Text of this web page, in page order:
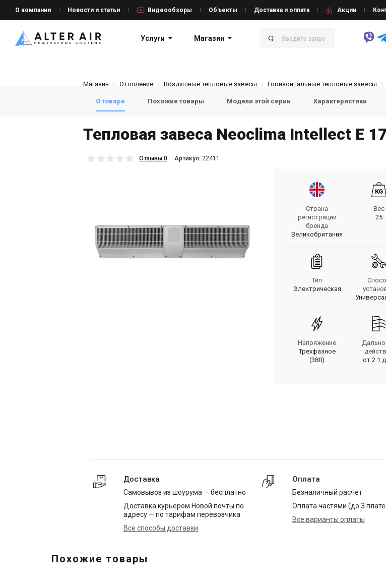
О компании Новости и статьи Видеообзоры Объекты Доставка и оплата Акции
Услуги Магазин
Магазин Отопление Воздушные тепловые завесы Горизонтальные тепловые завесы
О товаре Похожие товары Модели этой серии Характеристики
Тепловая завеса Neoclima Intellect E
Отзывы 0 Aртикул: 22411
Страна
регистрации
бренда
Великобритания
Вес
25
Тип
Электрическая
Напряжение
Трехфазное
(380)
от 2.1
Доставка
Самовывоз из шоурума — бесплатно
Доставка курьером Новой почты по
адресу — по тарифам перевозчика
Все способы доставки
Оплата
Безналичный расчет
Оплата частями (до 3
Все варианты оплаты
Похожие товары